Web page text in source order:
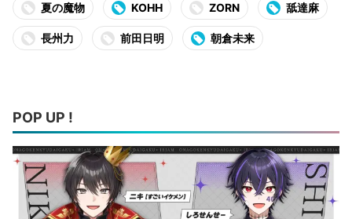
夏の魔物 KOHH ZORN 舐達麻
長州力 前田日明 朝倉未来
POP UP !